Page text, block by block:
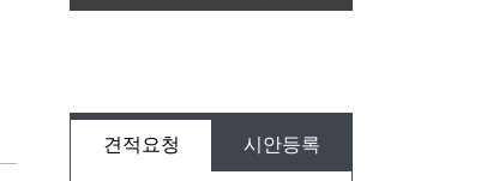
견적요청 시안등록